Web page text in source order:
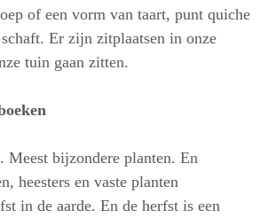
of een vorm van taart, punt quiche
Er zijn zitplaatsen in onze
tuin gaan zitten.
Meest bijzondere planten. En
heesters en vaste planten
in de aarde. En de herfst is een